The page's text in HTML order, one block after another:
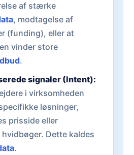
af stærke
, modtagelse af
(funding), eller at
vinder store
.
signaler (Intent):
i virksomheden
løsninger,
prisside eller
Dette kaldes
.